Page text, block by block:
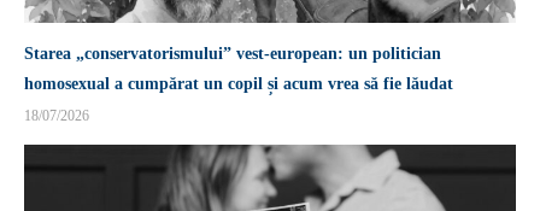
Starea „conservatorismului” vest-european: un politician
homosexual a cumpărat un copil și acum vrea să fie lăudat
18/07/2026